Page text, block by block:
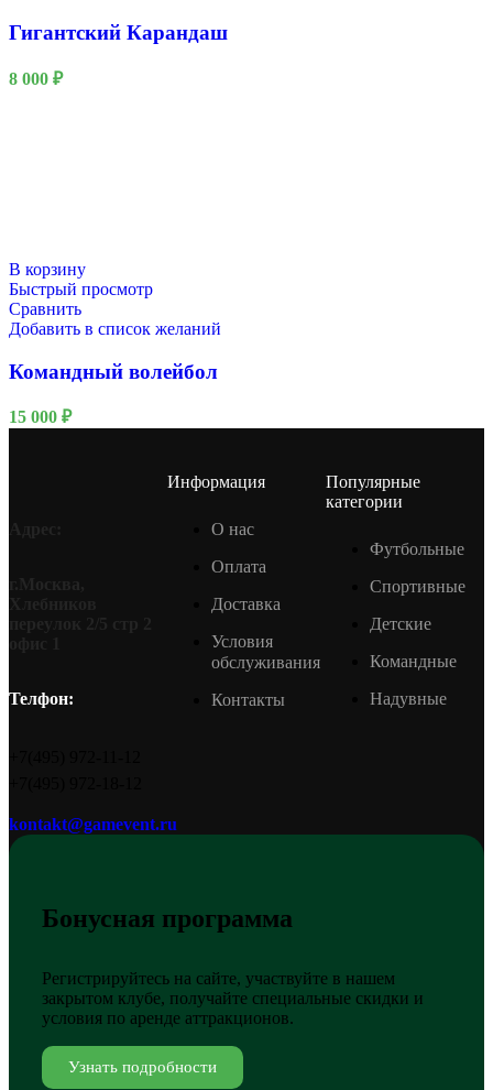
Гигантский Карандаш
8 000 ₽
В корзину
Быстрый просмотр
Сравнить
Добавить в список желаний
Командный волейбол
15 000 ₽
Телфон:
kontakt@gamevent.ru
Информация
О нас
Оплата
Доставка
Условия
обслуживания
Контакты
Популярные
категории
Футбольные
Спортивные
Детские
Командные
Надувные
Бонусная программа
Регистрируйтесь на сайте, участвуйте в нашем
закрытом клубе, получайте специальные скидки и
условия по аренде аттракционов.
Узнать подробности